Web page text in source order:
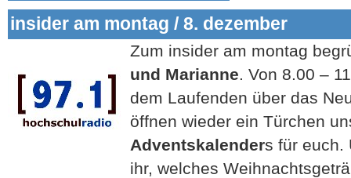
insider am montag / 8. dezember
Zum insider am montag
und Marianne. Von 8.00 –
dem Laufenden über das
öffnen wieder ein Türchen
Adventskalenders für euch.
ihr, welches